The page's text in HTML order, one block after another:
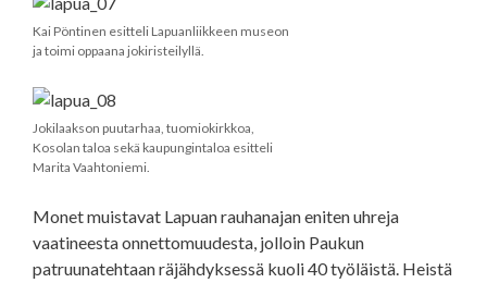
Kai Pöntinen esitteli Lapuanliikkeen museon
ja toimi oppaana jokiristeilyllä.
Jokilaakson puutarhaa, tuomiokirkkoa,
Kosolan taloa sekä kaupungintaloa esitteli
Marita Vaahtoniemi.
Monet muistavat Lapuan rauhanajan eniten uhreja
vaatineesta onnettomuudesta, jolloin Paukun
patruunatehtaan räjähdyksessä kuoli 40 työläistä. Heistä